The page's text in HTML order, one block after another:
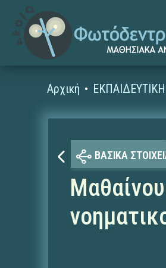
Αρχική
ΒΑΣΙΚΑ